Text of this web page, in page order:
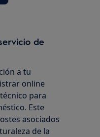
de
a tu
online
para
Este
asociados
de la